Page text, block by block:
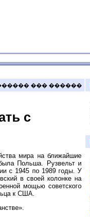
��� ������
с
мира на ближайшие
Польша. Рузвельт и
с 1945 по 1989 годы. У
в своей колонке на
мощью советского
к США.